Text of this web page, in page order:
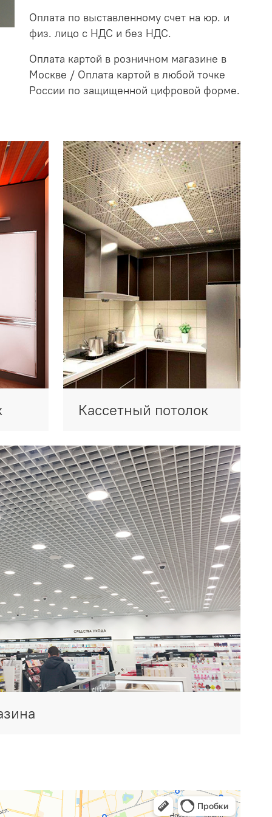
Оплата по выставленному счет на юр. и
физ. лицо с НДС и без НДС.
Оплата картой в розничном магазине в
Москве / Оплата картой в любой точке
России по защищенной цифровой форме.
Кассетный потолок